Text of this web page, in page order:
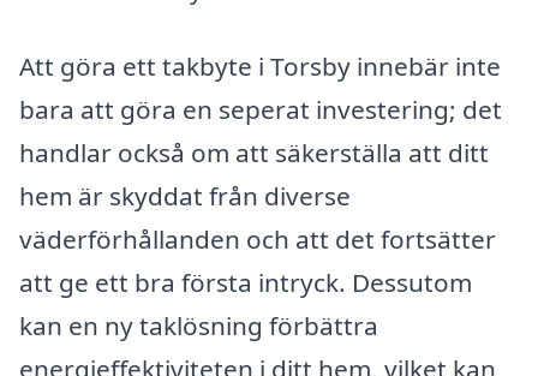
Att göra ett takbyte i Torsby innebär inte
bara att göra en seperat investering; det
handlar också om att säkerställa att ditt
hem är skyddat från diverse
väderförhållanden och att det fortsätter
att ge ett bra första intryck. Dessutom
kan en ny taklösning förbättra
energieffektiviteten i ditt hem, vilket kan